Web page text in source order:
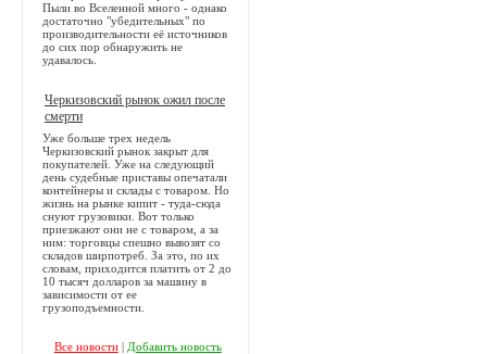
Пыли во Вселенной много - однако
достаточно "убедительных" по
производительности её источников
до сих пор обнаружить не
удавалось.
Черкизовский рынок ожил после
смерти
Уже больше трех недель
Черкизовский рынок закрыт для
покупателей. Уже на следующий
день судебные приставы опечатали
контейнеры и склады с товаром. Но
жизнь на рынке кипит - туда-сюда
снуют грузовики. Вот только
приезжают они не с товаром, а за
ним: торговцы спешно вывозят со
складов ширпотреб. За это, по их
словам, приходится платить от 2 до
10 тысяч долларов за машину в
зависимости от ее
грузоподъемности.
Все новости| Добавить новость